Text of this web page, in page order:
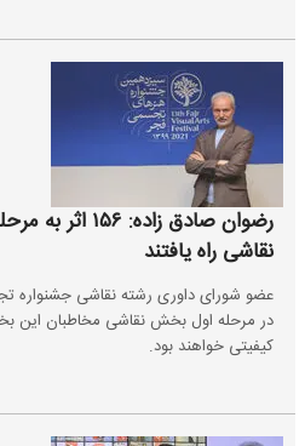
رضوان صادق
نقاشی راه یافتند
در مرحله اول بخش نقاشی مخاطبان این
کیفیتی خواهند بود.‌